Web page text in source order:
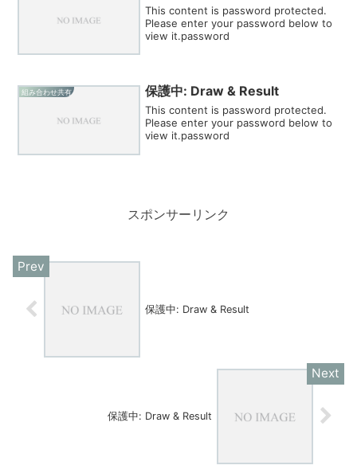
This content is password protected.
Please enter your password below to
view it.password
組み合わせ共有 保護中: Draw & Result
This content is password protected.
Please enter your password below to
view it.password
スポンサーリンク
保護中: Draw & Result
保護中: Draw & Result